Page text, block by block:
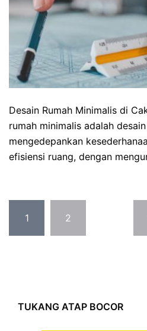
Desain Rumah Minimalis di
rumah minimalis adalah
mengedepankan
efisiensi ruang, dengan
pagination
1 2
TUKANG ATAP BOCOR